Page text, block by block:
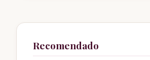
Recomendado